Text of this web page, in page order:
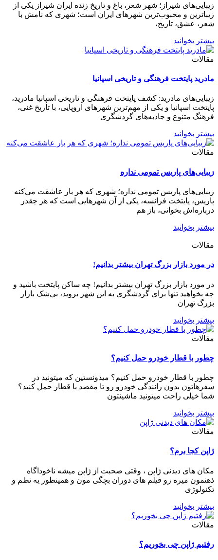
زیبایی‌های شیراز؛ شهر شعر، باغ و تاریخ زنده ایران شیراز یکی از
زیباترین و محبوب‌ترین شهرهای ایران است؛ شهری که نامش با
شعر، عشق، تاریخ،
بیشتر بخوانید
مقالات
مادرید پایتخت فرهنگی و تاریخی اسپانیا
زیبایی‌های مادرید: کشف پایتخت فرهنگی و تاریخی اسپانیا مادرید،
پایتخت اسپانیا و یکی از مهم‌ترین شهرهای اروپایی، با تاریخ غنی،
فرهنگ متنوع و جاذبه‌های گردشگری
بیشتر بخوانید
مقالات
زیبایی‌های پاریس تمومی نداره
زیبایی‌های پاریس تمومی نداره؛ شهری که هر بار عاشقت می‌کنه
پاریس، پایتخت فرانسه، یکی از آن شهرهایی است که هر چقدر
درباره‌اش بخوانی، باز هم
بیشتر بخوانید
مقالات
در مورد بازار بزرگ تهران بیشتر بدانیم!
در مورد بازار بزرگ تهران بیشتر بدانیم! چه ساکن پایتخت باشید و
چه بخواهید تنها برای گردشگری به این شهر بروید، بی‌شک بازار
بزرگ تهران
بیشتر بخوانید
مقالات
چطور با قطار خودرو حمل کنیم؟
چطور با قطار خودرو حمل کنیم؟ میدونستین که میتونید در
سفرهاتون بدون رانندگی خودرو رو تا مقصد با قطار حمل کنید؟
شما خیلی راحت میتونید ماشینتون
بیشتر بخوانید
مقالات
ژاپن کجا برم؟
مکان های دیدنی ژاپن ، وقتی صحبت از ژاپن میشه ناخوداگاه
ذهنمون میره رو فیلم های دوران بچگی مون و همینطور یه نظم و
تکنولوژی
بیشتر بخوانید
مقالات
رفتیم ژاپن چی بخوریم؟